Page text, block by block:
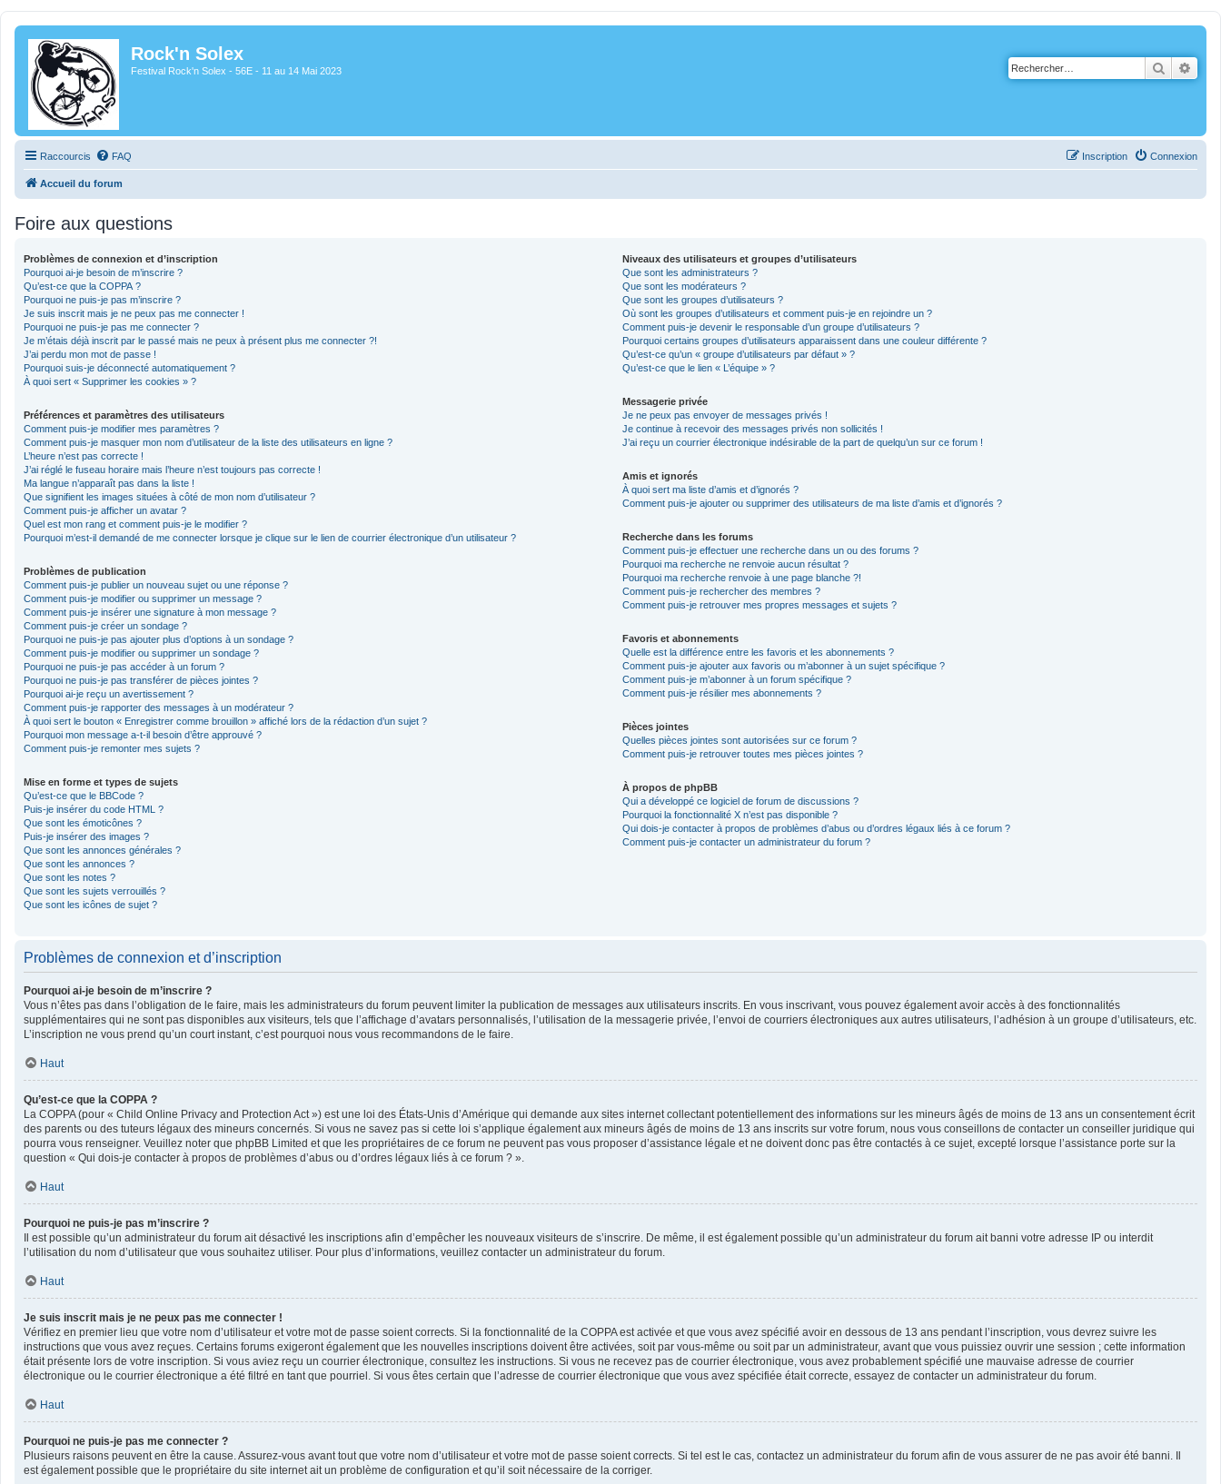
Rock'n Solex
Festival Rock'n Solex - 56E - 11 au 14 Mai 2023
Raccourcis FAQ Connexion
Inscription
Accueil du forum
Foire aux questions
Problèmes de connexion et d’inscription
Pourquoi ai-je besoin de m’inscrire ?
Qu’est-ce que la COPPA ?
Pourquoi ne puis-je pas m’inscrire ?
Je suis inscrit mais je ne peux pas me connecter !
Pourquoi ne puis-je pas me connecter ?
Je m’étais déjà inscrit par le passé mais ne peux à présent plus me connecter ?!
J’ai perdu mon mot de passe !
Pourquoi suis-je déconnecté automatiquement ?
À quoi sert « Supprimer les cookies » ?
Préférences et paramètres des utilisateurs
Comment puis-je modifier mes paramètres ?
Comment puis-je masquer mon nom d’utilisateur de la liste des utilisateurs en ligne ?
L’heure n’est pas correcte !
J’ai réglé le fuseau horaire mais l’heure n’est toujours pas correcte !
Ma langue n’apparaît pas dans la liste !
Que signifient les images situées à côté de mon nom d’utilisateur ?
Comment puis-je afficher un avatar ?
Quel est mon rang et comment puis-je le modifier ?
Pourquoi m’est-il demandé de me connecter lorsque je clique sur le lien de courrier électronique d’un utilisateur ?
Problèmes de publication
Comment puis-je publier un nouveau sujet ou une réponse ?
Comment puis-je modifier ou supprimer un message ?
Comment puis-je insérer une signature à mon message ?
Comment puis-je créer un sondage ?
Pourquoi ne puis-je pas ajouter plus d’options à un sondage ?
Comment puis-je modifier ou supprimer un sondage ?
Pourquoi ne puis-je pas accéder à un forum ?
Pourquoi ne puis-je pas transférer de pièces jointes ?
Pourquoi ai-je reçu un avertissement ?
Comment puis-je rapporter des messages à un modérateur ?
À quoi sert le bouton « Enregistrer comme brouillon » affiché lors de la rédaction d’un sujet ?
Pourquoi mon message a-t-il besoin d’être approuvé ?
Comment puis-je remonter mes sujets ?
Mise en forme et types de sujets
Qu’est-ce que le BBCode ?
Puis-je insérer du code HTML ?
Que sont les émoticônes ?
Puis-je insérer des images ?
Que sont les annonces générales ?
Que sont les annonces ?
Que sont les notes ?
Que sont les sujets verrouillés ?
Que sont les icônes de sujet ?
Niveaux des utilisateurs et groupes d’utilisateurs
Que sont les administrateurs ?
Que sont les modérateurs ?
Que sont les groupes d’utilisateurs ?
Où sont les groupes d’utilisateurs et comment puis-je en rejoindre un ?
Comment puis-je devenir le responsable d’un groupe d’utilisateurs ?
Pourquoi certains groupes d’utilisateurs apparaissent dans une couleur différente ?
Qu’est-ce qu’un « groupe d’utilisateurs par défaut » ?
Qu’est-ce que le lien « L’équipe » ?
Messagerie privée
Je ne peux pas envoyer de messages privés !
Je continue à recevoir des messages privés non sollicités !
J’ai reçu un courrier électronique indésirable de la part de quelqu’un sur ce forum !
Amis et ignorés
À quoi sert ma liste d’amis et d’ignorés ?
Comment puis-je ajouter ou supprimer des utilisateurs de ma liste d’amis et d’ignorés ?
Recherche dans les forums
Comment puis-je effectuer une recherche dans un ou des forums ?
Pourquoi ma recherche ne renvoie aucun résultat ?
Pourquoi ma recherche renvoie à une page blanche ?!
Comment puis-je rechercher des membres ?
Comment puis-je retrouver mes propres messages et sujets ?
Favoris et abonnements
Quelle est la différence entre les favoris et les abonnements ?
Comment puis-je ajouter aux favoris ou m’abonner à un sujet spécifique ?
Comment puis-je m’abonner à un forum spécifique ?
Comment puis-je résilier mes abonnements ?
Pièces jointes
Quelles pièces jointes sont autorisées sur ce forum ?
Comment puis-je retrouver toutes mes pièces jointes ?
À propos de phpBB
Qui a développé ce logiciel de forum de discussions ?
Pourquoi la fonctionnalité X n’est pas disponible ?
Qui dois-je contacter à propos de problèmes d’abus ou d’ordres légaux liés à ce forum ?
Comment puis-je contacter un administrateur du forum ?
Problèmes de connexion et d’inscription
Pourquoi ai-je besoin de m’inscrire ?
Vous n’êtes pas dans l’obligation de le faire, mais les administrateurs du forum peuvent limiter la publication de messages aux utilisateurs inscrits. En vous inscrivant, vous pouvez également avoir accès à des fonctionnalités
supplémentaires qui ne sont pas disponibles aux visiteurs, tels que l’affichage d’avatars personnalisés, l’utilisation de la messagerie privée, l’envoi de courriers électroniques aux autres utilisateurs, l’adhésion à un groupe d’utilisateurs, etc.
L’inscription ne vous prend qu’un court instant, c’est pourquoi nous vous recommandons de le faire.
Haut
Qu’est-ce que la COPPA ?
La COPPA (pour « Child Online Privacy and Protection Act ») est une loi des États-Unis d’Amérique qui demande aux sites internet collectant potentiellement des informations sur les mineurs âgés de moins de 13 ans un consentement écrit
des parents ou des tuteurs légaux des mineurs concernés. Si vous ne savez pas si cette loi s’applique également aux mineurs âgés de moins de 13 ans inscrits sur votre forum, nous vous conseillons de contacter un conseiller juridique qui
pourra vous renseigner. Veuillez noter que phpBB Limited et que les propriétaires de ce forum ne peuvent pas vous proposer d’assistance légale et ne doivent donc pas être contactés à ce sujet, excepté lorsque l’assistance porte sur la
question « Qui dois-je contacter à propos de problèmes d’abus ou d’ordres légaux liés à ce forum ? ».
Haut
Pourquoi ne puis-je pas m’inscrire ?
Il est possible qu’un administrateur du forum ait désactivé les inscriptions afin d’empêcher les nouveaux visiteurs de s’inscrire. De même, il est également possible qu’un administrateur du forum ait banni votre adresse IP ou interdit
l’utilisation du nom d’utilisateur que vous souhaitez utiliser. Pour plus d’informations, veuillez contacter un administrateur du forum.
Haut
Je suis inscrit mais je ne peux pas me connecter !
Vérifiez en premier lieu que votre nom d’utilisateur et votre mot de passe soient corrects. Si la fonctionnalité de la COPPA est activée et que vous avez spécifié avoir en dessous de 13 ans pendant l’inscription, vous devrez suivre les
instructions que vous avez reçues. Certains forums exigeront également que les nouvelles inscriptions doivent être activées, soit par vous-même ou soit par un administrateur, avant que vous puissiez ouvrir une session ; cette information
était présente lors de votre inscription. Si vous aviez reçu un courrier électronique, consultez les instructions. Si vous ne recevez pas de courrier électronique, vous avez probablement spécifié une mauvaise adresse de courrier
électronique ou le courrier électronique a été filtré en tant que pourriel. Si vous êtes certain que l’adresse de courrier électronique que vous avez spécifiée était correcte, essayez de contacter un administrateur du forum.
Haut
Pourquoi ne puis-je pas me connecter ?
Plusieurs raisons peuvent en être la cause. Assurez-vous avant tout que votre nom d’utilisateur et votre mot de passe soient corrects. Si tel est le cas, contactez un administrateur du forum afin de vous assurer de ne pas avoir été banni. Il
est également possible que le propriétaire du site internet ait un problème de configuration et qu’il soit nécessaire de la corriger.